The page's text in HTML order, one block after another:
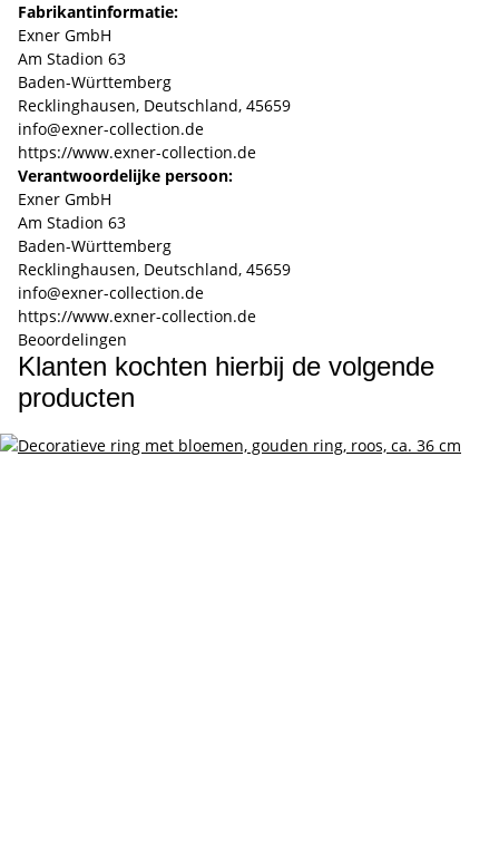
Fabrikantinformatie:
Exner GmbH
Am Stadion 63
Baden-Württemberg
Recklinghausen, Deutschland, 45659
info@exner-collection.de
https://www.exner-collection.de
Verantwoordelijke persoon:
Exner GmbH
Am Stadion 63
Baden-Württemberg
Recklinghausen, Deutschland, 45659
info@exner-collection.de
https://www.exner-collection.de
Beoordelingen
Klanten kochten hierbij de volgende
producten